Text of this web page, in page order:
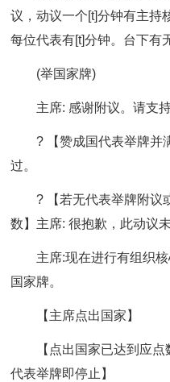
议，动议一个[t]分钟有主持
每位代表有[t]分钟。台下有
(举国家牌)
主席: 感谢附议。请支
? 【赞成国代表举牌并
过。
? 【若无代表举牌附议
数】主席: 很抱歉，此动议
主席:现在进行有组织
国家牌。
【主席点出国家】
【点出国家已达到应
代表举牌即停止】